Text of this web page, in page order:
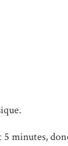
minutes,